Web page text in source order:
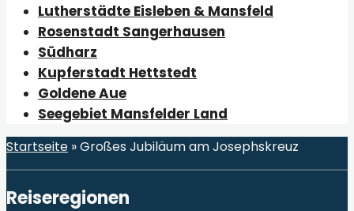
Lutherstädte Eisleben & Mansfeld
Rosenstadt Sangerhausen
Südharz
Kupferstadt Hettstedt
Goldene Aue
Seegebiet Mansfelder Land
Startseite »Großes Jubiläum am Josephskreuz
Reiseregionen